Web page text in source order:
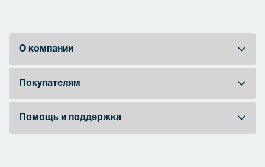
О компании
Покупателям
Помощь и поддержка